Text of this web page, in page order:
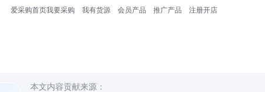
爱采购首页我要采购 我有货源 会员产品 推广产品 注册开店
本文内容贡献来源：